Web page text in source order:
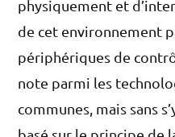
physiquement et
de cet environnement
périphériques de
note parmi les
communes, mais sans